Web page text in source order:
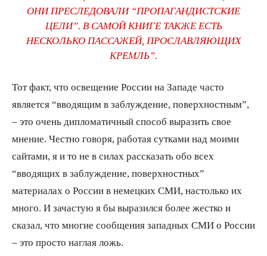
ОНИ ПРЕСЛЕДОВАЛИ “ПРОПАГАНДИСТСКИЕ
ЦЕЛИ”. В САМОЙ КНИГЕ ТАКЖЕ ЕСТЬ
НЕСКОЛЬКО ПАССАЖЕЙ, ПРОСЛАВЛЯЮЩИХ
КРЕМЛЬ”.
Тот факт, что освещение России на Западе часто
является “вводящим в заблуждение, поверхностным”,
– это очень дипломатичный способ выразить свое
мнение. Честно говоря, работая сутками над моими
сайтами, я и то не в силах рассказать обо всех
“вводящих в заблуждение, поверхностных”
материалах о России в немецких СМИ, настолько их
много. И зачастую я бы выразился более жестко и
сказал, что многие сообщения западных СМИ о России
– это просто наглая ложь.